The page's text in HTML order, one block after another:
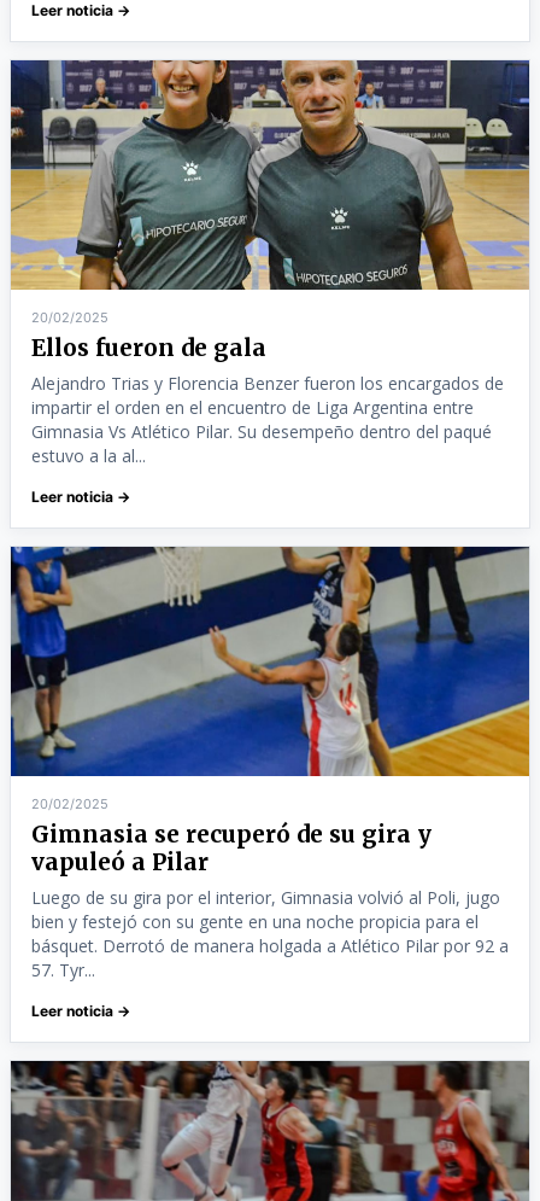
Leer noticia →
20/02/2025
Ellos fueron de gala
Alejandro Trias y Florencia Benzer fueron los encargados de
impartir el orden en el encuentro de Liga Argentina entre
Gimnasia Vs Atlético Pilar. Su desempeño dentro del paqué
estuvo a la al...
Leer noticia →
20/02/2025
Gimnasia se recuperó de su gira y
vapuleó a Pilar
Luego de su gira por el interior, Gimnasia volvió al Poli, jugo
bien y festejó con su gente en una noche propicia para el
básquet. Derrotó de manera holgada a Atlético Pilar por 92 a
57. Tyr...
Leer noticia →